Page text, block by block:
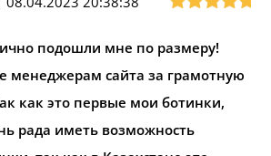
подошли мне по размеру!
менеджерам сайта за грамотную
как это первые мои ботинки,
рада иметь возможность